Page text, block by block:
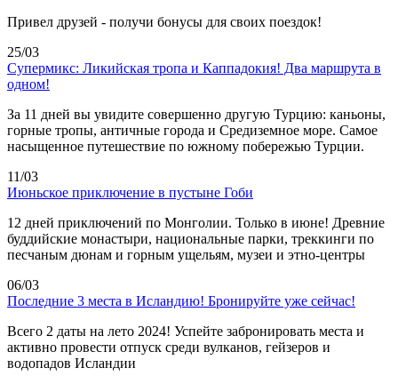
Привел друзей - получи бонусы для своих поездок!
25/03
Супермикс: Ликийская тропа и Каппадокия! Два маршрута в
одном!
За 11 дней вы увидите совершенно другую Турцию: каньоны,
горные тропы, античные города и Средиземное море. Самое
насыщенное путешествие по южному побережью Турции.
11/03
Июньское приключение в пустыне Гоби
12 дней приключений по Монголии. Только в июне! Древние
буддийские монастыри, национальные парки, треккинги по
песчаным дюнам и горным ущельям, музеи и этно-центры
06/03
Последние 3 места в Исландию! Бронируйте уже сейчас!
Всего 2 даты на лето 2024! Успейте забронировать места и
активно провести отпуск среди вулканов, гейзеров и
водопадов Исландии